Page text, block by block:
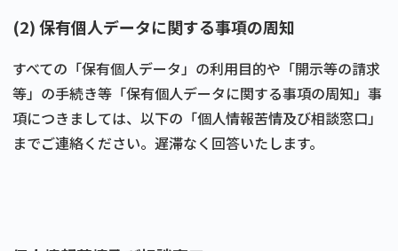
(2) 保有個人データに関する事項の周知
すべての「保有個人データ」の利用目的や「開示等の請求
等」の手続き等「保有個人データに関する事項の周知」事
項につきましては、以下の「個人情報苦情及び相談窓口」
までご連絡ください。遅滞なく回答いたします。